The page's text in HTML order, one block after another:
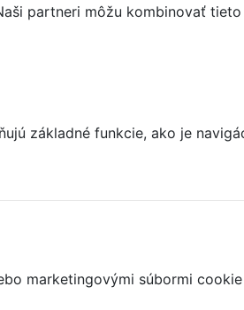
partneri môžu kombinovať
základné funkcie, ako je
marketingovými súbormi